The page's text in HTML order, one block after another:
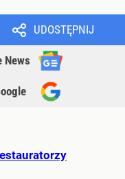
UDOSTĘPNIJ
News